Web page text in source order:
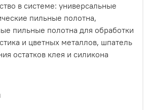
в системе: универсальные
пильные полотна,
пильные полотна для обработки
и цветных металлов, шпатель
остатков клея и силикона